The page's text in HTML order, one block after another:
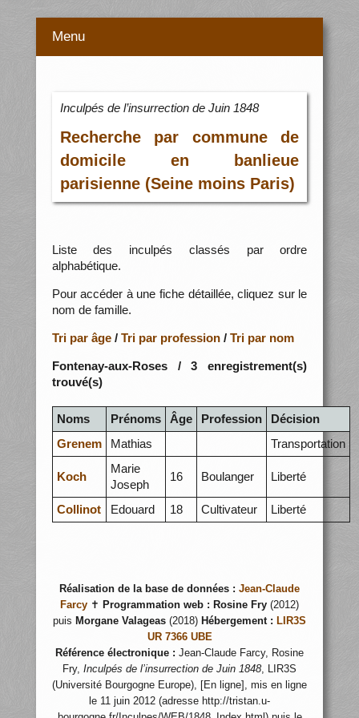
Menu
Inculpés de l’insurrection de Juin 1848
Recherche par commune de
domicile en banlieue
parisienne (Seine moins Paris)
Liste des inculpés classés par ordre
alphabétique.
Pour accéder à une fiche détaillée, cliquez sur le
nom de famille.
Tri par âge/ Tri par profession/ Tri par nom
Fontenay-aux-Roses / 3 enregistrement(s)
trouvé(s)
Noms Prénoms Âge Profession
Décision
Grenem
Mathias Transportation
Koch
Marie
Joseph
16 Boulanger Liberté
Collinot Edouard 18 Cultivateur Liberté
Réalisation de la base de données : Jean-Claude
Farcy ✝ Programmation web : Rosine Fry (2012)
puis Morgane Valageas (2018) Hébergement : LIR3S
UR 7366 UBE
Référence électronique : Jean-Claude Farcy, Rosine
Fry, Inculpés de l’insurrection de Juin 1848, LIR3S
(Université Bourgogne Europe), [En ligne], mis en ligne
le 11 juin 2012 (adresse http://tristan.u-